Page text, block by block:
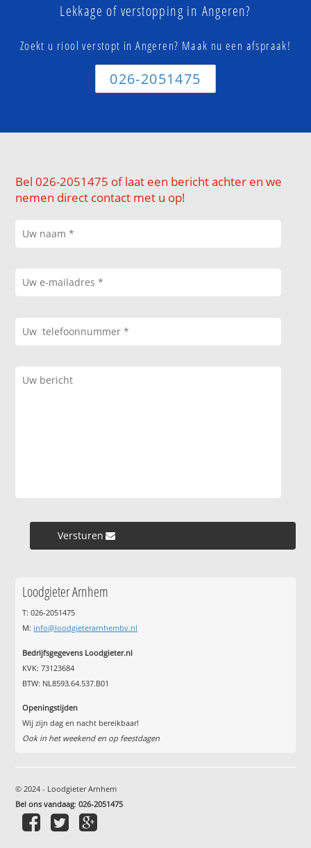
Lekkage of verstopping in Angeren?
Zoekt u riool verstopt in Angeren? Maak nu een afspraak!
026-2051475
Bel 026-2051475 of laat een bericht achter en we
nemen direct contact met u op!
Versturen »
Loodgieter Arnhem
T: 026-2051475
M: info@loodgieterarnhembv.nl
Bedrijfsgegevens Loodgieter.nl
KVK: 73123684
BTW: NL8593.64.537.B01
Openingstijden
Wij zijn dag en nacht bereikbaar!
Ook in het weekend en op feestdagen
© 2024 - Loodgieter Arnhem
Bel ons vandaag:026-2051475